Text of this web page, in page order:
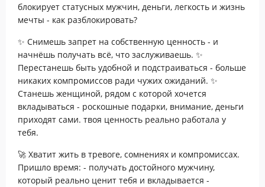
блокирует статусных мужчин, деньги, легкость и жизнь
мечты - как разблокировать?
✨ Снимешь запрет на собственную ценность - и
начнёшь получать всё, что заслуживаешь. ✨
Перестанешь быть удобной и подстраиваться - больше
никаких компромиссов ради чужих ожиданий. ✨
Станешь женщиной, рядом с которой хочется
вкладываться - роскошные подарки, внимание, деньги
приходят сами. твоя ценность реально работала у
тебя.
🚀 Хватит жить в тревоге, сомнениях и компромиссах.
Пришло время: - получать достойного мужчину,
который реально ценит тебя и вкладывается -